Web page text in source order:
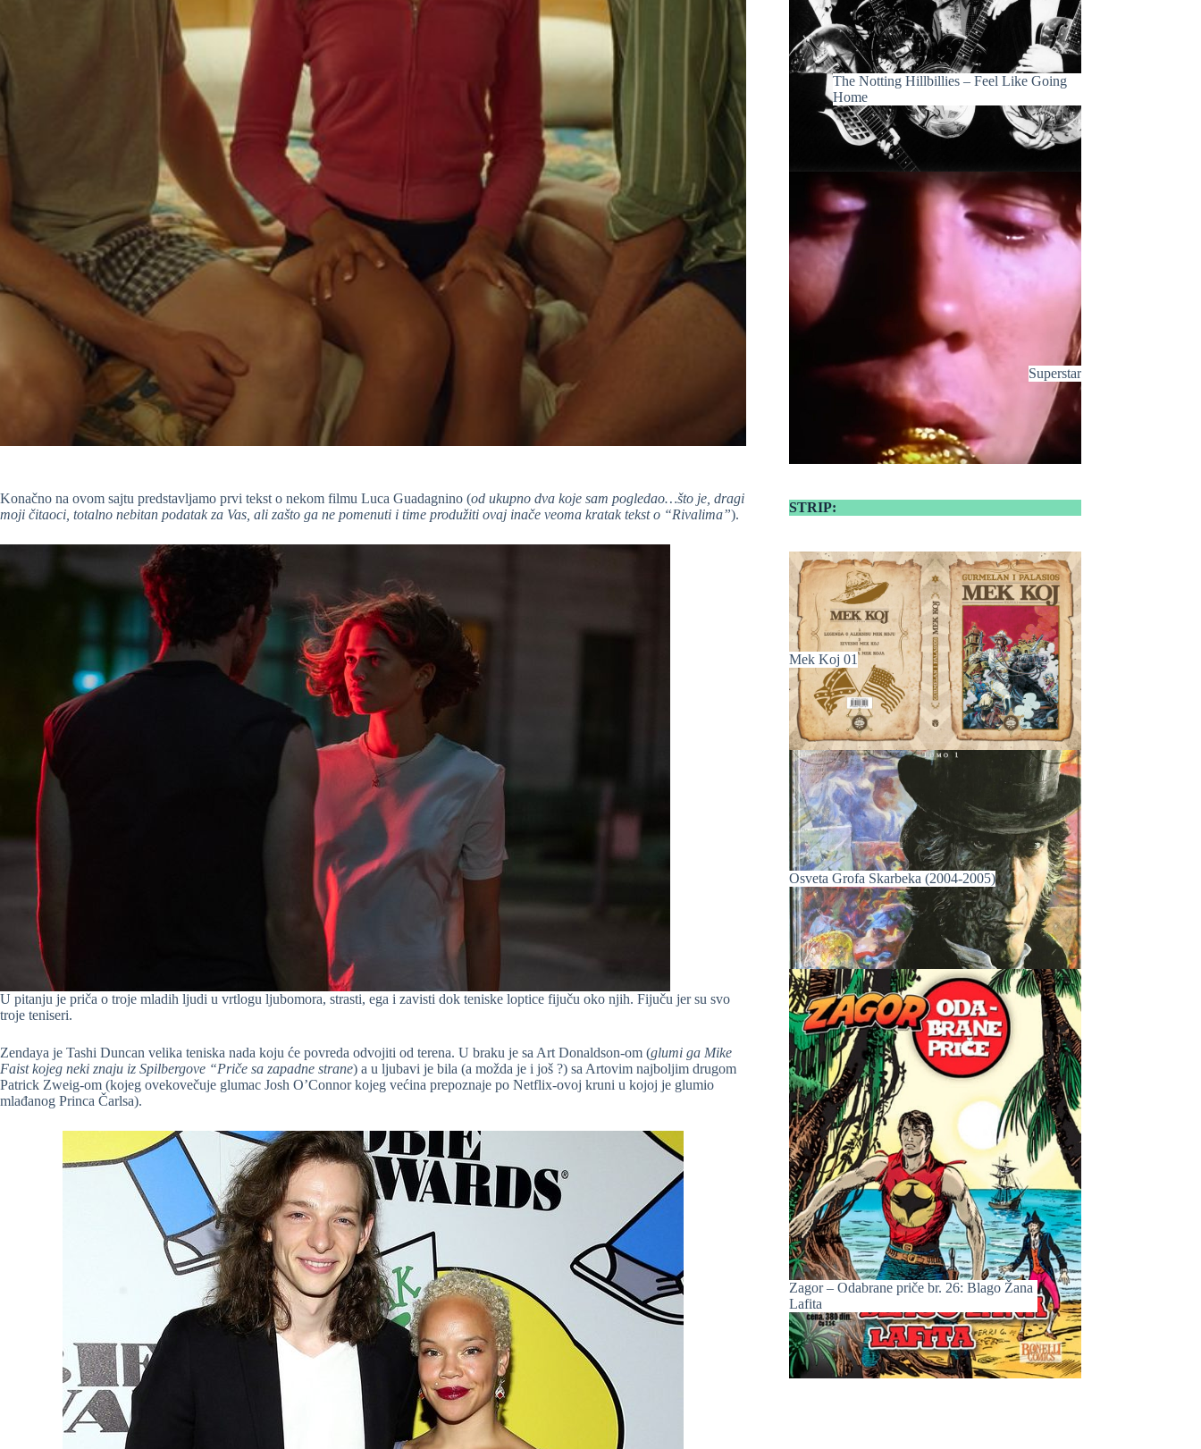
Konačno na ovom sajtu predstavljamo prvi tekst o nekom filmu Luca Guadagnino (od ukupno dva koje sam pogledao…što je, dragi
moji čitaoci, totalno nebitan podatak za Vas, ali zašto ga ne pomenuti i time produžiti ovaj inače veoma kratak tekst o “Rivalima”).
U pitanju je priča o troje mladih ljudi u vrtlogu ljubomora, strasti, ega i zavisti dok teniske loptice fijuču oko njih. Fijuču jer su svo
troje teniseri.
Zendaya je Tashi Duncan velika teniska nada koju će povreda odvojiti od terena. U braku je sa Art Donaldson-om (glumi ga Mike
Faist kojeg neki znaju iz Spilbergove “Priče sa zapadne strane) a u ljubavi je bila (a možda je i još ?) sa Artovim najboljim drugom
Patrick Zweig-om (kojeg ovekovečuje glumac Josh O’Connor kojeg većina prepoznaje po Netflix-ovoj kruni u kojoj je glumio
mlađanog Princa Čarlsa).
The Notting Hillbillies – Feel Like Going
Home
Superstar
STRIP:
Mek Koj 01
Osveta Grofa Skarbeka (2004-2005)
Zagor – Odabrane priče br. 26: Blago Žana
Lafita